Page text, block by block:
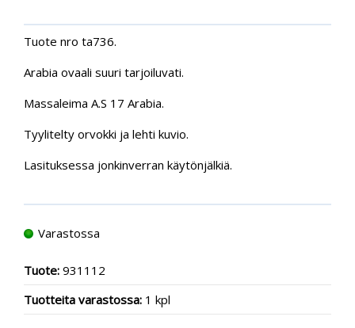
Tuote nro ta736.
Arabia ovaali suuri tarjoiluvati.
Massaleima A.S 17 Arabia.
Tyylitelty orvokki ja lehti kuvio.
Lasituksessa jonkinverran käytönjälkiä.
Varastossa
Tuote: 931112
Tuotteita varastossa: 1 kpl